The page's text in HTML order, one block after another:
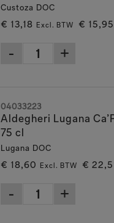
Custoza DOC
€ 13,18 Excl. BTW € 15,95
Aldegheri Lugana
75 cl
Lugana DOC
€ 18,60 Excl. BTW €
04033223